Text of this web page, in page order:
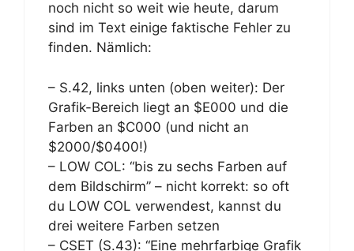
noch nicht so weit wie heute, darum
sind im Text einige faktische Fehler zu
finden. Nämlich:
– S.42, links unten (oben weiter): Der
Grafik-Bereich liegt an $E000 und die
Farben an $C000 (und nicht an
$2000/$0400!)
– LOW COL: “bis zu sechs Farben auf
dem Bildschirm” – nicht korrekt: so oft
du LOW COL verwendest, kannst du
drei weitere Farben setzen
– CSET (S.43): “Eine mehrfarbige Grafik